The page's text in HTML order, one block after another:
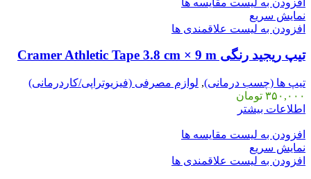
نمایش سریع
افزودن به لیست علاقمندی ها
تیپ ریجید رنگی Cramer Athletic Tape 3.8 cm × 9 m
تیپ ها (چسب درمانی), لوازم مصرفی (فیزیوتراپی/کاردرمانی)
۳۵۰,۰۰۰ تومان
اطلاعات بیشتر
افزودن به لیست مقایسه ها
نمایش سریع
افزودن به لیست علاقمندی ها